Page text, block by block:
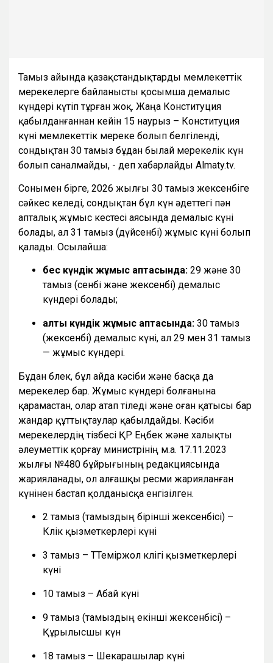
Тамыз айында қазақстандықтарды мемлекеттік
мерекелерге байланысты қосымша демалыс
күндері күтіп тұрған жоқ. Жаңа Конституция
қабылданғаннан кейін 15 наурыз – Конституция
күні мемлекеттік мереке болып белгіленді,
сондықтан 30 тамыз бұдан былай мерекелік күн
болып саналмайды, - деп хабарлайды Almaty.tv.
Сонымен бірге, 2026 жылғы 30 тамыз жексенбіге
сәйкес келеді, сондықтан бұл күн әдеттегі пән
апталық жұмыс кестесі аясында демалыс күні
болады, ал 31 тамыз (дүйсенбі) жұмыс күні болып
қалады. Осылайша:
бес күндік жұмыс аптасында: 29 және 30
тамыз (сенбі және жексенбі) демалыс
күндері болады;
алты күндік жұмыс аптасында: 30 тамыз
(жексенбі) демалыс күні, ал 29 мен 31 тамыз
— жұмыс күндері.
Бұдан бөлек, бұл айда кәсіби және басқа да
мерекелер бар. Жұмыс күндері болғанына
қарамастан, олар атап өтіледі және оған қатысы бар
жандар құттықтаулар қабылдайды. Кәсіби
мерекелердің тізбесі ҚР Еңбек және халықты
әлеуметтік қорғау министрінің м.а. 17.11.2023
жылғы №480 бұйрығының редакциясында
жарияланады, ол алғашқы ресми жарияланған
күнінен бастап қолданысқа енгізілген.
2 тамыз (тамыздың бірінші жексенбісі) –
Көлік қызметкерлері күні
3 тамыз – ТТеміржол көлігі қызметкерлері
күні
10 тамыз – Абай күні
9 тамыз (тамыздың екінші жексенбісі) –
Құрылысшы күн
18 тамыз – Шекарашылар күні